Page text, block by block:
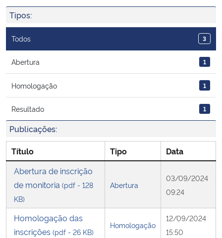
Ministério da Cidadania
Ministério da Saúde
Ministério de Minas e Energia
Ministério da Ciência, Tecnologia, Inovações e Comunicações
Ministério do Meio Ambiente
Ministério do Turismo
Controladoria-Geral da União
Ministério da Mulher, da Família e dos Direitos Humanos
Tipos:
Todos 3
Abertura 1
Homologação 1
Resultado 1
Publicações:
Título Tipo
Data
Abertura de inscrição
de monitoria (pdf - 128
KB)
Abertura
03/09/2024
09:24
Homologação das
inscrições (pdf - 26 KB)
Homologação
12/09/2024
15:50